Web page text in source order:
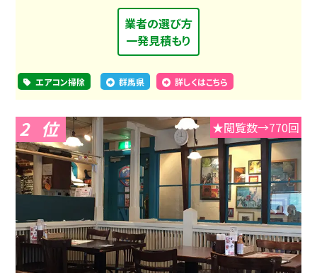
業者の選び方
一発見積もり
エアコン掃除 群馬県 詳しくはこちら
2 ★閲覧数→770回